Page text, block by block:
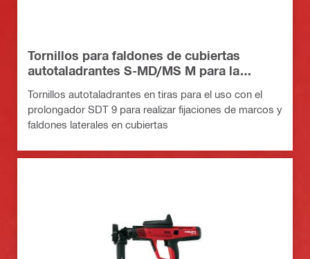
Tornillos para faldones de cubiertas
autotaladrantes S-MD/MS M para la
Tornillos autotaladrantes en tiras para el uso con el
prolongador SDT 9 para realizar fijaciones de marcos y
faldones laterales en cubiertas